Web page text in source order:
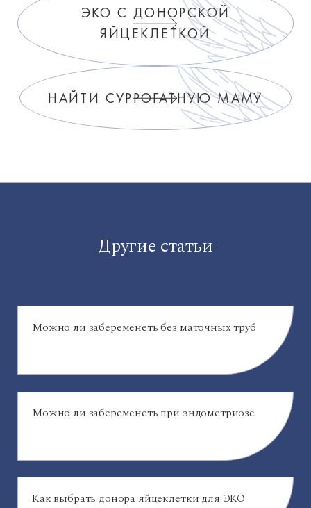
ЭКО С ДОНОРСКОЙ
ЯЙЦЕКЛЕТКОЙ
НАЙТИ СУРРОГАТНУЮ МАМУ
Другие статьи
Можно ли забеременеть без маточных труб
Можно ли забеременеть при эндометриозе
Как выбрать донора яйцеклетки для ЭКО